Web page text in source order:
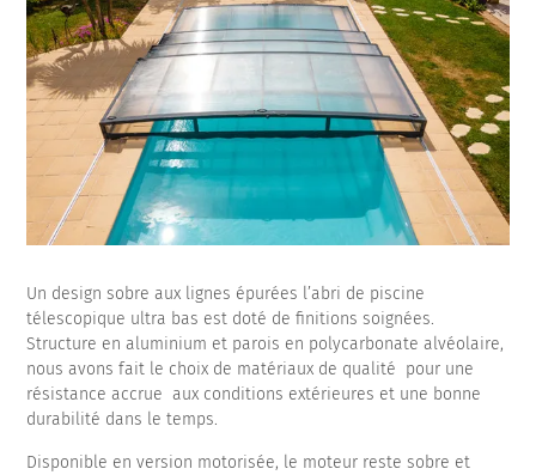
Un design sobre aux lignes épurées l’abri de piscine
télescopique ultra bas est doté de finitions soignées.
Structure en aluminium et parois en polycarbonate alvéolaire,
nous avons fait le choix de matériaux de qualité pour une
résistance accrue aux conditions extérieures et une bonne
durabilité dans le temps.
Disponible en version motorisée, le moteur reste sobre et